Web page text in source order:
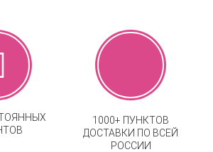
1000+ ПУНКТОВ
ДОСТАВКИ ПО ВСЕЙ
РОССИИ